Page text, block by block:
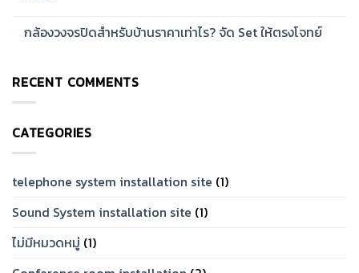
[2026]
ไหม?
ใช้
งาน
[2026]
on
ไหน
ดี?
แบรนด์
ทน
และ
ถือ
ปี
2026
กล้องวงจรปิดสำหรับบ้านราคาเท่าไร? จัด Set ให้ตรงโจทย์
กล้อง
วงจรปิด
สำหรับ
เท่าไร?
Set
โจทย์
RECENT COMMENTS
CATEGORIES
telephone system installation site (1)
Sound System installation site (1)
ไม่มีหมวดหมู่ (1)